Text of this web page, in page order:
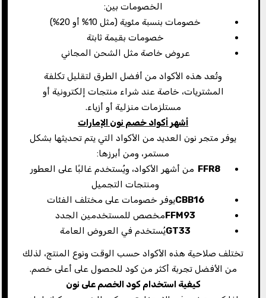
الخصومات بين:
خصومات بنسبة مئوية (مثل 10% أو 20%)
خصومات بقيمة ثابتة
عروض خاصة مثل الشحن المجاني
وتُعد هذه الأكواد من أفضل الطرق لتقليل تكلفة
المشتريات، خاصة عند شراء منتجات إلكترونية أو
مستلزمات منزلية أو أزياء.
أشهر أكواد خصم نون الإمارات
يوفر متجر نون العديد من الأكواد التي يتم تحديثها بشكل
مستمر، ومن أبرزها:
FFR8 من أشهر الأكواد، ويُستخدم غالبًا على العطور
ومنتجات التجميل
CBB16يوفر خصومات على مختلف الفئات
FFM93مخصص للمستخدمين الجدد
GT33يُستخدم في العروض العامة
تختلف صلاحية هذه الأكواد حسب الوقت ونوع المنتج، لذلك
من الأفضل تجربة أكثر من كود للحصول على أعلى خصم.
كيفية استخدام كود الخصم على نون